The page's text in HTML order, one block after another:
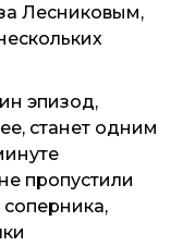
Лесниковым,
эпизод,
станет одним
пропустили